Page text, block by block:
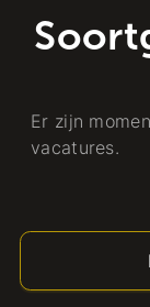
Er zijn
vacatures.